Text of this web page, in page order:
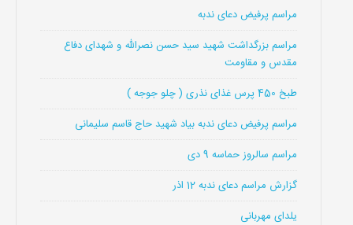
مراسم پرفیض دعای ندبه
مراسم بزرگداشت شهید سید حسن نصرالله و شهدای دفاع
مقدس و مقاومت
طبخ 450 پرس غذای نذری ( چلو جوجه )
مراسم پرفیض دعای ندبه بیاد شهید حاج قاسم سلیمانی
مراسم سالروز حماسه 9 دی
گزارش مراسم دعای ندبه 12 اذر
یلدای مهربانی